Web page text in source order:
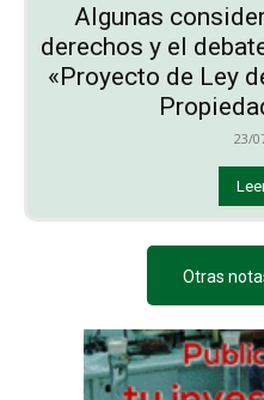
Algunas
derechos y el
«Proyecto de Ley
23/
Otras